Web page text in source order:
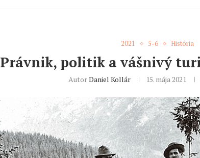
2021 5-6 História
Právnik, politik a vášnivý
AutorDaniel Kollár 15. mája 2021